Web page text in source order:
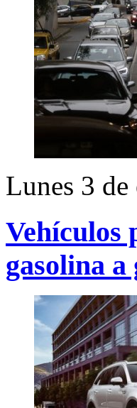
Lunes 3 de
Vehículos
gasolina a